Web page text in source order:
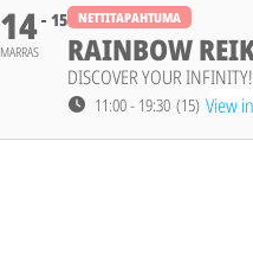
14
MARRAS
15 NETTITAPAHTUMA
RAINBOW
DISCOVER YOUR INFINITY!
11:00 - 19:30 (15) View